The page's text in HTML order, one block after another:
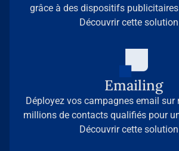
grâce à des dispositifs
nos 35 sites médias
Découvrir cette
Emailing
Déployez vos campagnes email sur
millions de contacts qualifiés pour
et des résultats
Découvrir cette